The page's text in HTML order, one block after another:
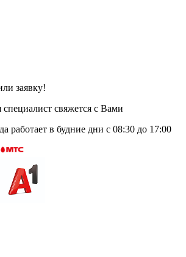
заявку!
свяжется с Вами
работает в будние дни с 08:30 до 17:00